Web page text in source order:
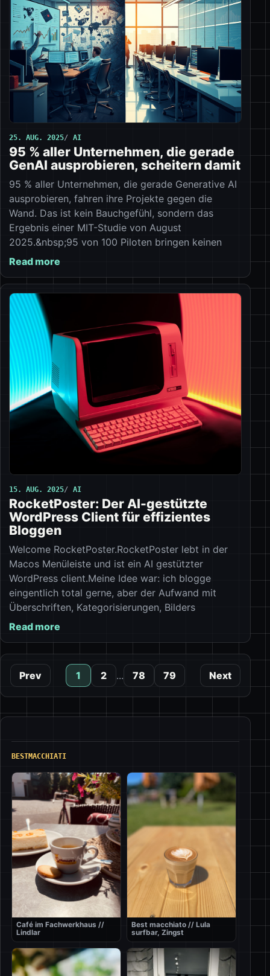
25. AUG. 2025 AI
95 % aller Unternehmen, die gerade
GenAI ausprobieren, scheitern damit
95 % aller Unternehmen, die gerade Generative AI
ausprobieren, fahren ihre Projekte gegen die
Wand. Das ist kein Bauchgefühl, sondern das
Ergebnis einer MIT-Studie von August
2025.&nbsp;95 von 100 Piloten bringen keinen
Read more
15. AUG. 2025 AI
RocketPoster: Der AI-gestützte
WordPress Client für effizientes
Bloggen
Welcome RocketPoster.RocketPoster lebt in der
Macos Menüleiste und ist ein AI gestützter
WordPress client.Meine Idee war: ich blogge
eingentlich total gerne, aber der Aufwand mit
Überschriften, Kategorisierungen, Bilders
Read more
Prev 1 2 ... 78 79 Next
BESTMACCHIATI
Café im Fachwerkhaus //
Lindlar
Best macchiato // Lula
surfbar, Zingst